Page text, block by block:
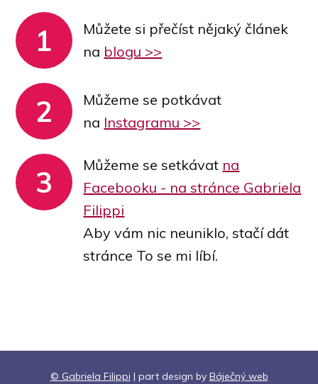
1
Můžete si přečíst nějaký článek
na blogu >>
2
Můžeme se potkávat
na Instagramu >>
3 Můžeme se setkávat na
Facebooku - na stránce Gabriela
Filippi
Aby vám nic neuniklo, stačí dát
stránce To se mi líbí.
© Gabriela Filippi | part design by Báječný web